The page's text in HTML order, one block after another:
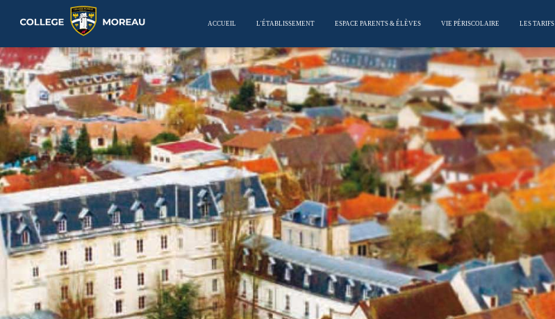
ACCUEIL L'ÉTABLISSEMENT ESPACE PARENTS & ÉLÈVES VIE PÉRISCOLAIRE LES TARIFS